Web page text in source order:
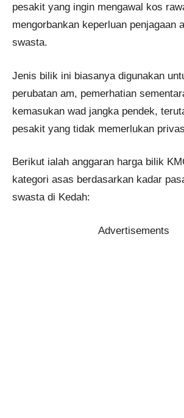
pesakit yang ingin mengawal kos
mengorbankan keperluan penjagaan
swasta.
Jenis bilik ini biasanya digunakan
perubatan am, pemerhatian
kemasukan wad jangka pendek,
pesakit yang tidak memerlukan
Berikut ialah anggaran harga bilik
kategori asas berdasarkan kadar
swasta di Kedah:
Advertisements